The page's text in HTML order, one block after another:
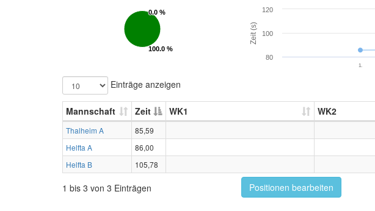
0.0 %
0.0 %
100.0 %
100.0 %
Zeit (s)
1.
80
100
120
Einträge anzeigen
Mannschaft Zeit WK1 WK2
Thalheim A
85,59
Helfta A
86,00
Helfta B
105,78
1 bis 3 von 3 Einträgen Positionen bearbeiten